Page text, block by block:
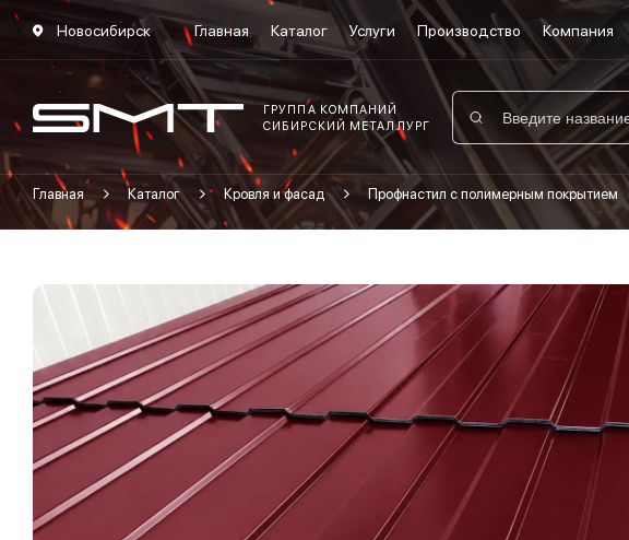
Новосибирск Главная Каталог Услуги Производство Компания
ГРУППА КОМПАНИЙ
СИБИРСКИЙ МЕТАЛЛУРГ
Главная Каталог Кровля и фасад Профнастил с полимерным покрытием